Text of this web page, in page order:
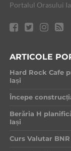
Portalul Orasului
ARTICOLE
Hard Rock Cafe
Iași
Începe
Berăria H
Iași
Curs Valutar BNR